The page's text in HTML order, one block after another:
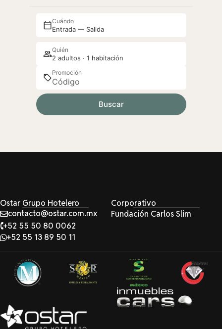
Cuándo
Entrada — Salida
Quién
2 adultos · 1 habitación
Promoción
Buscar
Ostar Grupo Hotelero
contacto@ostar.com.mx
+52 55 50 80 0062
+52 55 13 89 50 11
Corporativo
Fundación Carlos Slim